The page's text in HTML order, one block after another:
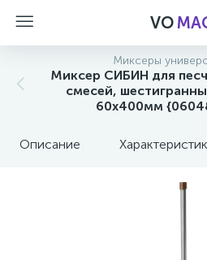
VO
Миксеры
Миксер СИБИН для
смесей,
60х400мм
Описание